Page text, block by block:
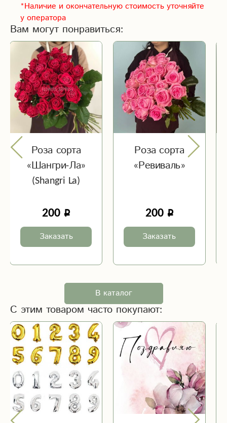
*Наличие и окончательную стоимость уточняйте
у оператора
Вам могут понравиться:
Роза сорта
«Шангри-Ла»
(Shangri La)
200
Заказать
Роза сорта
«Ревиваль»
200
Заказать
В каталог
С этим товаром часто покупают: